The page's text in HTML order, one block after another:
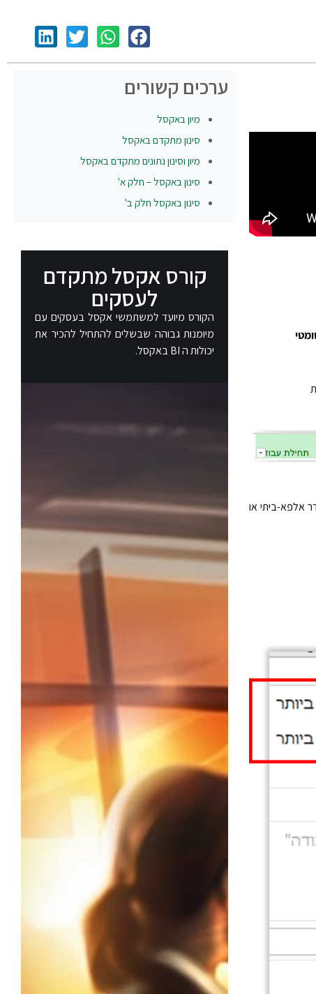
אלפא-ביתי או
ערכים קשורים
מיון באקסל
סינון מתקדם באקסל
מיון וסינון נתונים מתקדם באקסל
סינון באקסל – חלק א'
סינון באקסל חלק ב'
קורס אקסל מתקדם
לעסקים
הקורס מיועד למשתמשי אקסל בעסקים עם
מיומנות גבוהה שבשלים להתחיל להכיר את
יכולות ה BI באקסל.